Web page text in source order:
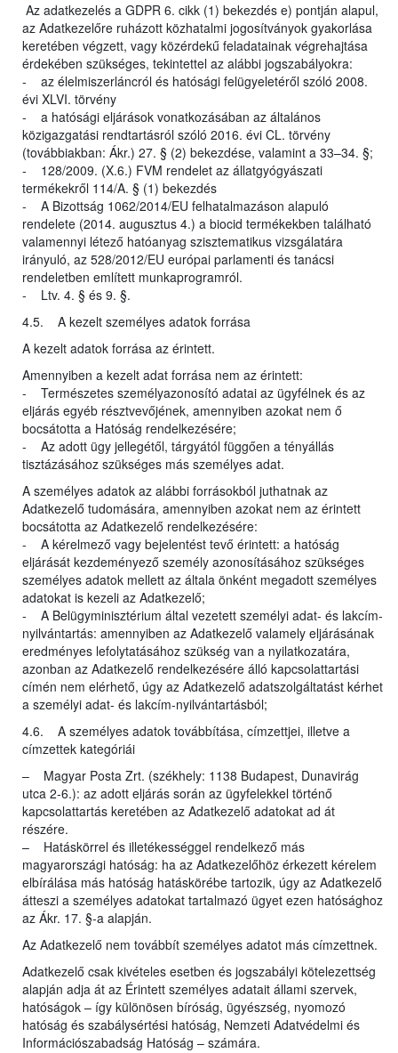
Az adatkezelés a GDPR 6. cikk (1) bekezdés e) pontján alapul,
az Adatkezelőre ruházott közhatalmi jogosítványok gyakorlása
keretében végzett, vagy közérdekű feladatainak végrehajtása
érdekében szükséges, tekintettel az alábbi jogszabályokra:
- az élelmiszerláncról és hatósági felügyeletéről szóló 2008.
évi XLVI. törvény
- a hatósági eljárások vonatkozásában az általános
közigazgatási rendtartásról szóló 2016. évi CL. törvény
(továbbiakban: Ákr.) 27. § (2) bekezdése, valamint a 33–34. §;
- 128/2009. (X.6.) FVM rendelet az állatgyógyászati
termékekről 114/A. § (1) bekezdés
- A Bizottság 1062/2014/EU felhatalmazáson alapuló
rendelete (2014. augusztus 4.) a biocid termékekben található
valamennyi létező hatóanyag szisztematikus vizsgálatára
irányuló, az 528/2012/EU európai parlamenti és tanácsi
rendeletben említett munkaprogramról.
- Ltv. 4. § és 9. §.
4.5. A kezelt személyes adatok forrása
A kezelt adatok forrása az érintett.
Amennyiben a kezelt adat forrása nem az érintett:
- Természetes személyazonosító adatai az ügyfélnek és az
eljárás egyéb résztvevőjének, amennyiben azokat nem ő
bocsátotta a Hatóság rendelkezésére;
- Az adott ügy jellegétől, tárgyától függően a tényállás
tisztázásához szükséges más személyes adat.
A személyes adatok az alábbi forrásokból juthatnak az
Adatkezelő tudomására, amennyiben azokat nem az érintett
bocsátotta az Adatkezelő rendelkezésére:
- A kérelmező vagy bejelentést tevő érintett: a hatóság
eljárását kezdeményező személy azonosításához szükséges
személyes adatok mellett az általa önként megadott személyes
adatokat is kezeli az Adatkezelő;
- A Belügyminisztérium által vezetett személyi adat- és lakcím-
nyilvántartás: amennyiben az Adatkezelő valamely eljárásának
eredményes lefolytatásához szükség van a nyilatkozatára,
azonban az Adatkezelő rendelkezésére álló kapcsolattartási
címén nem elérhető, úgy az Adatkezelő adatszolgáltatást kérhet
a személyi adat- és lakcím-nyilvántartásból;
4.6. A személyes adatok továbbítása, címzettjei, illetve a
címzettek kategóriái
– Magyar Posta Zrt. (székhely: 1138 Budapest, Dunavirág
utca 2-6.): az adott eljárás során az ügyfelekkel történő
kapcsolattartás keretében az Adatkezelő adatokat ad át
részére.
– Hatáskörrel és illetékességgel rendelkező más
magyarországi hatóság: ha az Adatkezelőhöz érkezett kérelem
elbírálása más hatóság hatáskörébe tartozik, úgy az Adatkezelő
átteszi a személyes adatokat tartalmazó ügyet ezen hatósághoz
az Ákr. 17. §-a alapján.
Az Adatkezelő nem továbbít személyes adatot más címzettnek.
Adatkezelő csak kivételes esetben és jogszabályi kötelezettség
alapján adja át az Érintett személyes adatait állami szervek,
hatóságok – így különösen bíróság, ügyészség, nyomozó
hatóság és szabálysértési hatóság, Nemzeti Adatvédelmi és
Információszabadság Hatóság – számára.